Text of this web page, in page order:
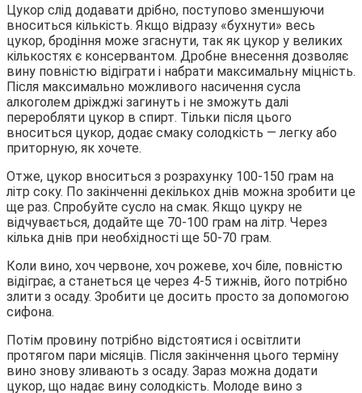
Цукор слід додавати дрібно, поступово зменшуючи
вноситься кількість. Якщо відразу «бухнути» весь
цукор, бродіння може згаснути, так як цукор у великих
кількостях є консервантом. Дробне внесення дозволяє
вину повністю відіграти і набрати максимальну міцність.
Після максимально можливого насичення сусла
алкоголем дріжджі загинуть і не зможуть далі
переробляти цукор в спирт. Тільки після цього
вноситься цукор, додає смаку солодкість — легку або
приторную, як хочете.
Отже, цукор вноситься з розрахунку 100-150 грам на
літр соку. По закінченні декількох днів можна зробити це
ще раз. Спробуйте сусло на смак. Якщо цукру не
відчувається, додайте ще 70-100 грам на літр. Через
кілька днів при необхідності ще 50-70 грам.
Коли вино, хоч червоне, хоч рожеве, хоч біле, повністю
відіграє, а станеться це через 4-5 тижнів, його потрібно
злити з осаду. Зробити це досить просто за допомогою
сифона.
Потім провину потрібно відстоятися і освітлити
протягом пари місяців. Після закінчення цього терміну
вино знову зливають з осаду. Зараз можна додати
цукор, що надає вину солодкість. Молоде вино з